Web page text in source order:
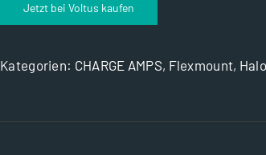
Jetzt bei Voltus kaufen
Kategorien: CHARGE AMPS, Flexmount, Halo